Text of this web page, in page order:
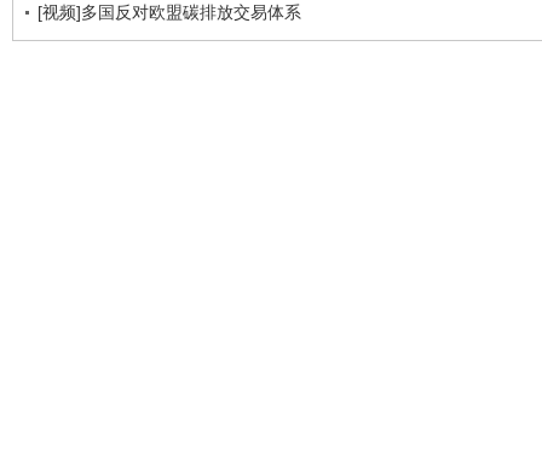
[视频]多国反对欧盟碳排放交易体系